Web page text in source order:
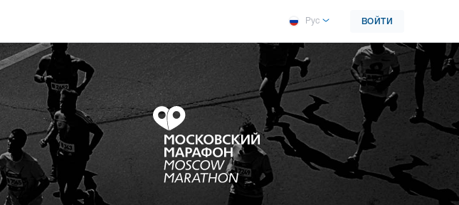
Рус ВОЙТИ